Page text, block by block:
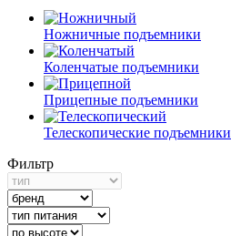
Ножничные подъемники
Коленчатые подъемники
Прицепные подъемники
Телескопические подъемники
Фильтр